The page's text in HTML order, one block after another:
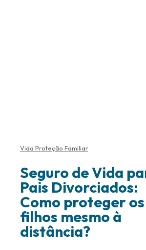
Vida Proteção Familiar
Seguro de Vida
Pais Divorciados:
Como proteger os
filhos mesmo à
distância?